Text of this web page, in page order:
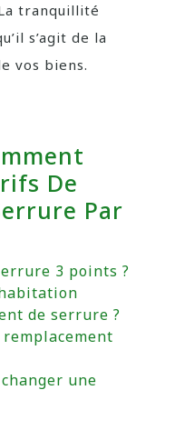
tranquillité
s’agit de la
vos biens.
De
Par
3 points ?
de serrure ?
une